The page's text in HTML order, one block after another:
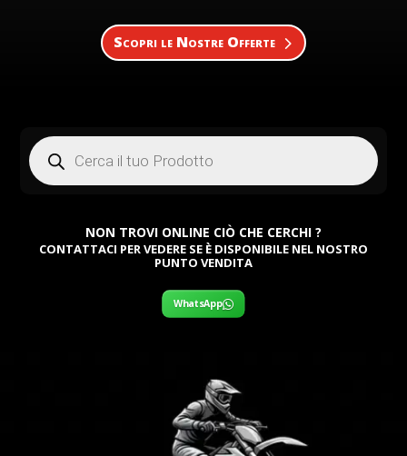
Scopri le Nostre Offerte
Products
search
NON TROVI ONLINE CIÒ CHE CERCHI ?
CONTATTACI PER VEDERE SE È DISPONIBILE NEL NOSTRO
PUNTO VENDITA
WhatsApp